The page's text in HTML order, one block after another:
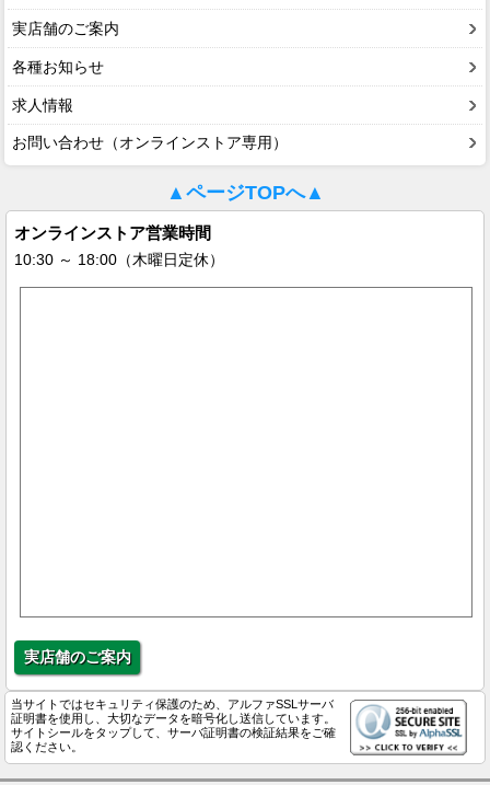
実店舗のご案内
各種お知らせ
求人情報
お問い合わせ（オンラインストア専用）
▲ページTOPへ▲
オンラインストア営業時間
10:30 ～ 18:00（木曜日定休）
実店舗のご案内
当サイトではセキュリティ保護のため、アルファSSLサーバ
証明書を使用し、大切なデータを暗号化し送信しています。
サイトシールをタップして、サーバ証明書の検証結果をご確
認ください。